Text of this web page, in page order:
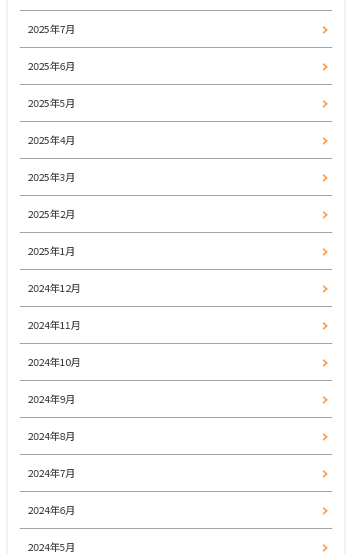
2025年7月
2025年6月
2025年5月
2025年4月
2025年3月
2025年2月
2025年1月
2024年12月
2024年11月
2024年10月
2024年9月
2024年8月
2024年7月
2024年6月
2024年5月